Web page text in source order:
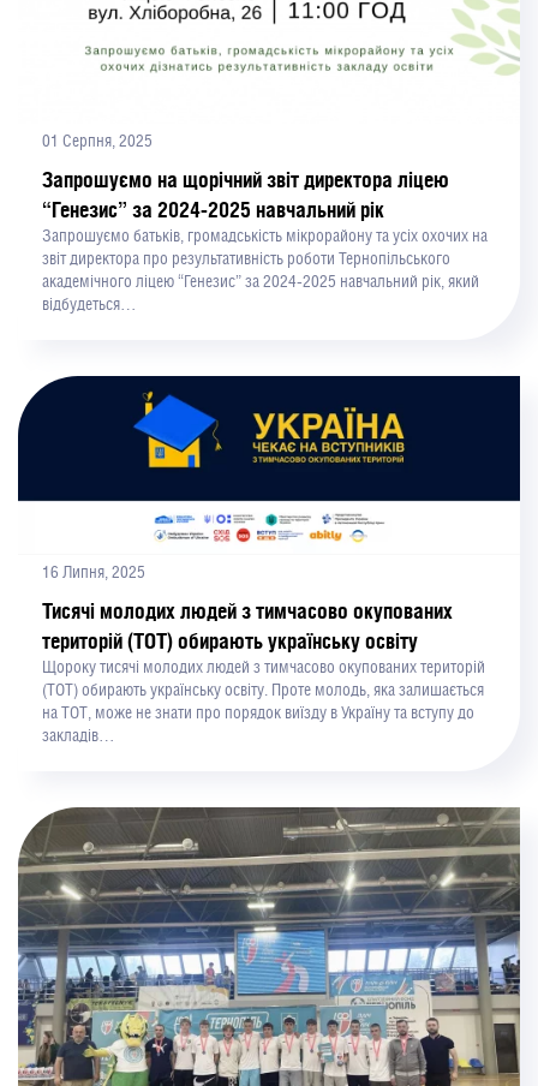
01 Серпня, 2025
Запрошуємо на щорічний звіт директора ліцею
“Генезис” за 2024-2025 навчальний рік
Запрошуємо батьків, громадськість мікрорайону та усіх охочих на
звіт директора про результативність роботи Тернопільського
академічного ліцею “Генезис” за 2024-2025 навчальний рік, який
відбудеться…
16 Липня, 2025
Тисячі молодих людей з тимчасово окупованих
територій (ТОТ) обирають українську освіту
Щороку тисячі молодих людей з тимчасово окупованих територій
(ТОТ) обирають українську освіту. Проте молодь, яка залишається
на ТОТ, може не знати про порядок виїзду в Україну та вступу до
закладів…